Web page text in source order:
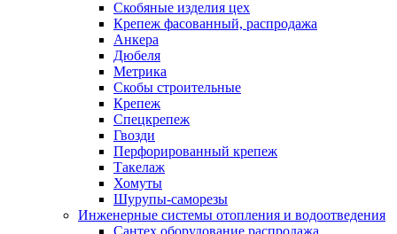
Скобяные изделия цех
Крепеж фасованный, распродажа
Анкера
Дюбеля
Метрика
Скобы строительные
Крепеж
Спецкрепеж
Гвозди
Перфорированный крепеж
Такелаж
Хомуты
Шурупы-саморезы
Инженерные системы отопления и водоотведения
Сантех оборудование распродажа